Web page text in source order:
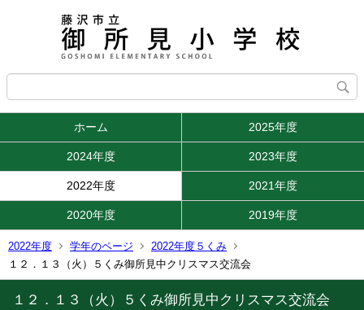
ホーム 2025年度
2024年度 2023年度
2022年度 2021年度
2020年度 2019年度
2022年度 学年のページ
2022年度５くみ
１２．１３（火）５くみ御所見中クリスマス交流会
１２．１３（火）５くみ御所見中クリスマス交流会